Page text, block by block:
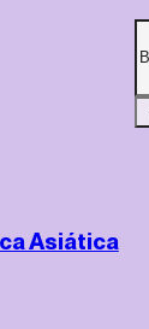
Asiática